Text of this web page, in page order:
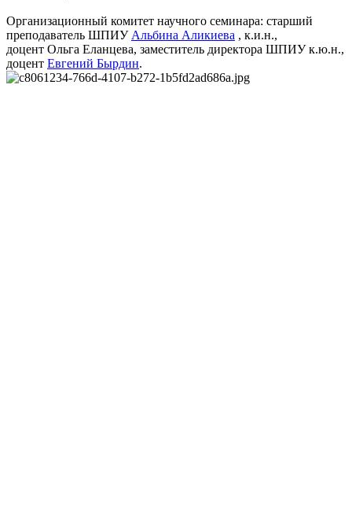
Организационный комитет научного семинара: старший
преподаватель ШПИУ Альбина Аликиева , к.и.н.,
доцент Ольга Еланцева, заместитель директора ШПИУ к.ю.н.,
доцент Евгений Бырдин.